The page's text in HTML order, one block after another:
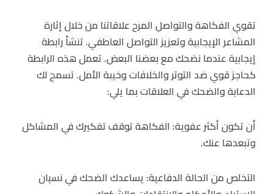
تقوي الفكاهة والتواصل المرح علاقاتنا من خلال إثارة
المشاعر الإيجابية وتعزيز التواصل العاطفي. تنشأ رابطة
إيجابية عندما نضحك مع بعضنا البعض. تعمل هذه الرابطة
كحاجز قوي ضد التوتر والخلافات وخيبة الأمل. تسمح لك
الدعابة والضحك في العلاقات بما يلي:
أن تكون أكثر عفوية: الفكاهة توقف تفكيرك في المشاكل
وتبعدها عنك.
التخلص من الحالة الدفاعية: يساعدك الضحك في نسيان